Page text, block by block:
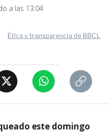
a las 13:04
Ética y transparencia de BBCL
este domingo